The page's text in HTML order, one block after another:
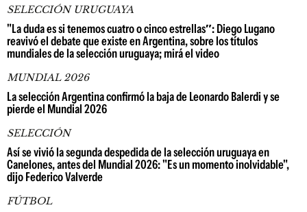
SELECCIÓN URUGUAYA
"La duda es si tenemos cuatro o cinco estrellas″: Diego Lugano
reavivó el debate que existe en Argentina, sobre los títulos
mundiales de la selección uruguaya; mirá el video
MUNDIAL 2026
La selección Argentina confirmó la baja de Leonardo Balerdi y se
pierde el Mundial 2026
SELECCIÓN
Así se vivió la segunda despedida de la selección uruguaya en
Canelones, antes del Mundial 2026: "Es un momento inolvidable",
dijo Federico Valverde
FÚTBOL